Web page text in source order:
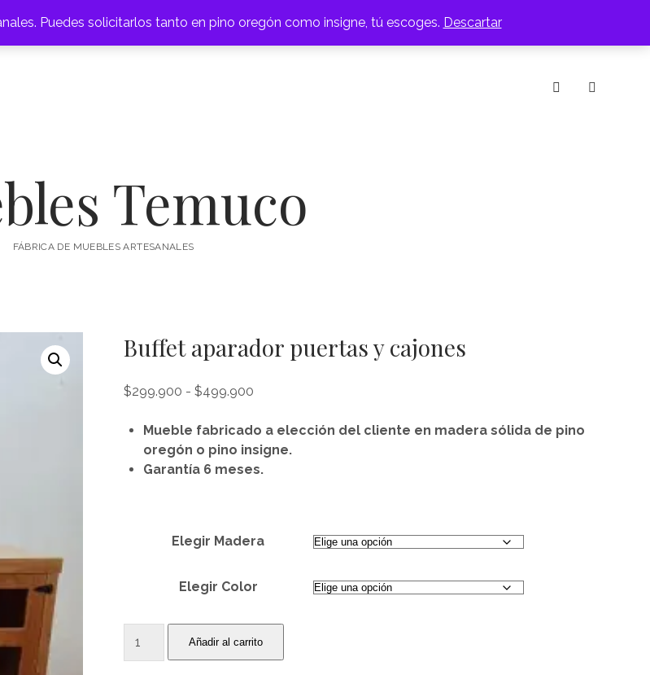
Puedes solicitarlos tanto en pino oregón como insigne, tú escoges. Descartar
instagram
Temuco
FÁBRICA DE MUEBLES ARTESANALES
Buffet aparador puertas y cajones
$299.900 - $499.900Rango
precios:
desde
$299.900
Mueble fabricado a elección del cliente en madera sólida de pino
oregón o pino insigne.
Garantía 6 meses.
Elegir Madera
Elegir Color
aparador
Añadir al carrito